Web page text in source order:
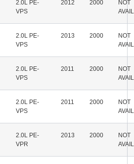
2.0L PE-
VPS
2012 2000
NOT
2.0L PE-
VPS
2013 2000
NOT
2.0L PE-
VPS
2011 2000
NOT
2.0L PE-
VPS
2011 2000
NOT
2.0L PE-
VPR
2013 2000
NOT